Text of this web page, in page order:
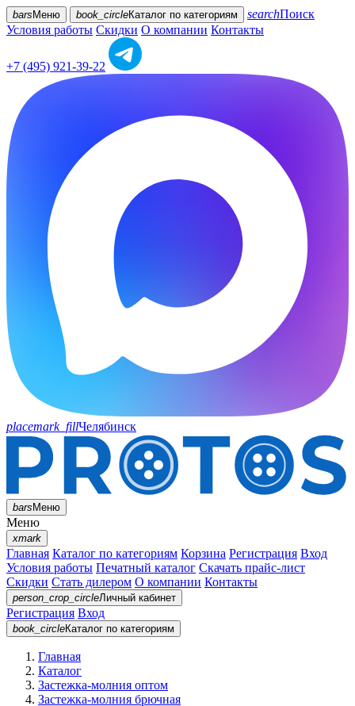
bars Меню book_circleКаталог по категориям searchПоиск
Условия работы Скидки О компании Контакты
+7 (495) 921-39-22
placemark_fillЧелябинск
barsМеню
Меню
xmark
Главная Каталог по категориям Корзина Регистрация Вход
Условия работы Печатный каталог Скачать прайс-лист
Скидки Стать дилером О компании Контакты
person_crop_circleЛичный кабинет
Регистрация Вход
book_circleКаталог по категориям
Главная
Каталог
Застежка-молния оптом
Застежка-молния брючная